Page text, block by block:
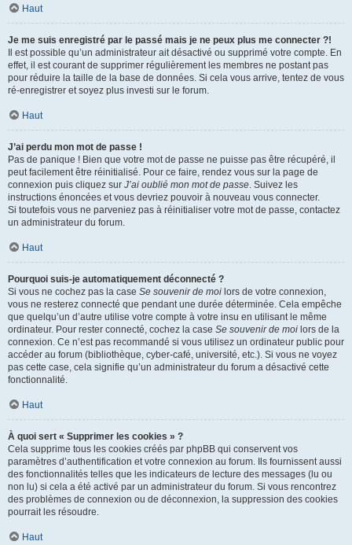
Haut
Je me suis enregistré par le passé mais je ne peux plus me connecter ?!
Il est possible qu’un administrateur ait désactivé ou supprimé votre compte. En
effet, il est courant de supprimer régulièrement les membres ne postant pas
pour réduire la taille de la base de données. Si cela vous arrive, tentez de vous
ré-enregistrer et soyez plus investi sur le forum.
Haut
J’ai perdu mon mot de passe !
Pas de panique ! Bien que votre mot de passe ne puisse pas être récupéré, il
peut facilement être réinitialisé. Pour ce faire, rendez vous sur la page de
connexion puis cliquez sur J’ai oublié mon mot de passe. Suivez les
instructions énoncées et vous devriez pouvoir à nouveau vous connecter.
Si toutefois vous ne parveniez pas à réinitialiser votre mot de passe, contactez
un administrateur du forum.
Haut
Pourquoi suis-je automatiquement déconnecté ?
Si vous ne cochez pas la case Se souvenir de moi lors de votre connexion,
vous ne resterez connecté que pendant une durée déterminée. Cela empêche
que quelqu’un d’autre utilise votre compte à votre insu en utilisant le même
ordinateur. Pour rester connecté, cochez la case Se souvenir de moi lors de la
connexion. Ce n’est pas recommandé si vous utilisez un ordinateur public pour
accéder au forum (bibliothèque, cyber-café, université, etc.). Si vous ne voyez
pas cette case, cela signifie qu’un administrateur du forum a désactivé cette
fonctionnalité.
Haut
À quoi sert « Supprimer les cookies » ?
Cela supprime tous les cookies créés par phpBB qui conservent vos
paramètres d’authentification et votre connexion au forum. Ils fournissent aussi
des fonctionnalités telles que les indicateurs de lecture des messages (lu ou
non lu) si cela a été activé par un administrateur du forum. Si vous rencontrez
des problèmes de connexion ou de déconnexion, la suppression des cookies
pourrait les résoudre.
Haut